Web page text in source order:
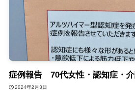
症例報告 70代女性・認知症・
2024年2月3日